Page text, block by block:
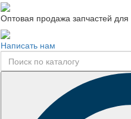
Оптовая продажа запчастей для
Написать нам